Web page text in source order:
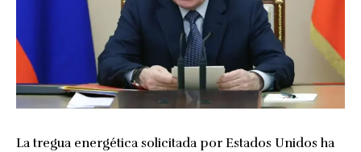
La tregua energética solicitada por Estados Unidos ha